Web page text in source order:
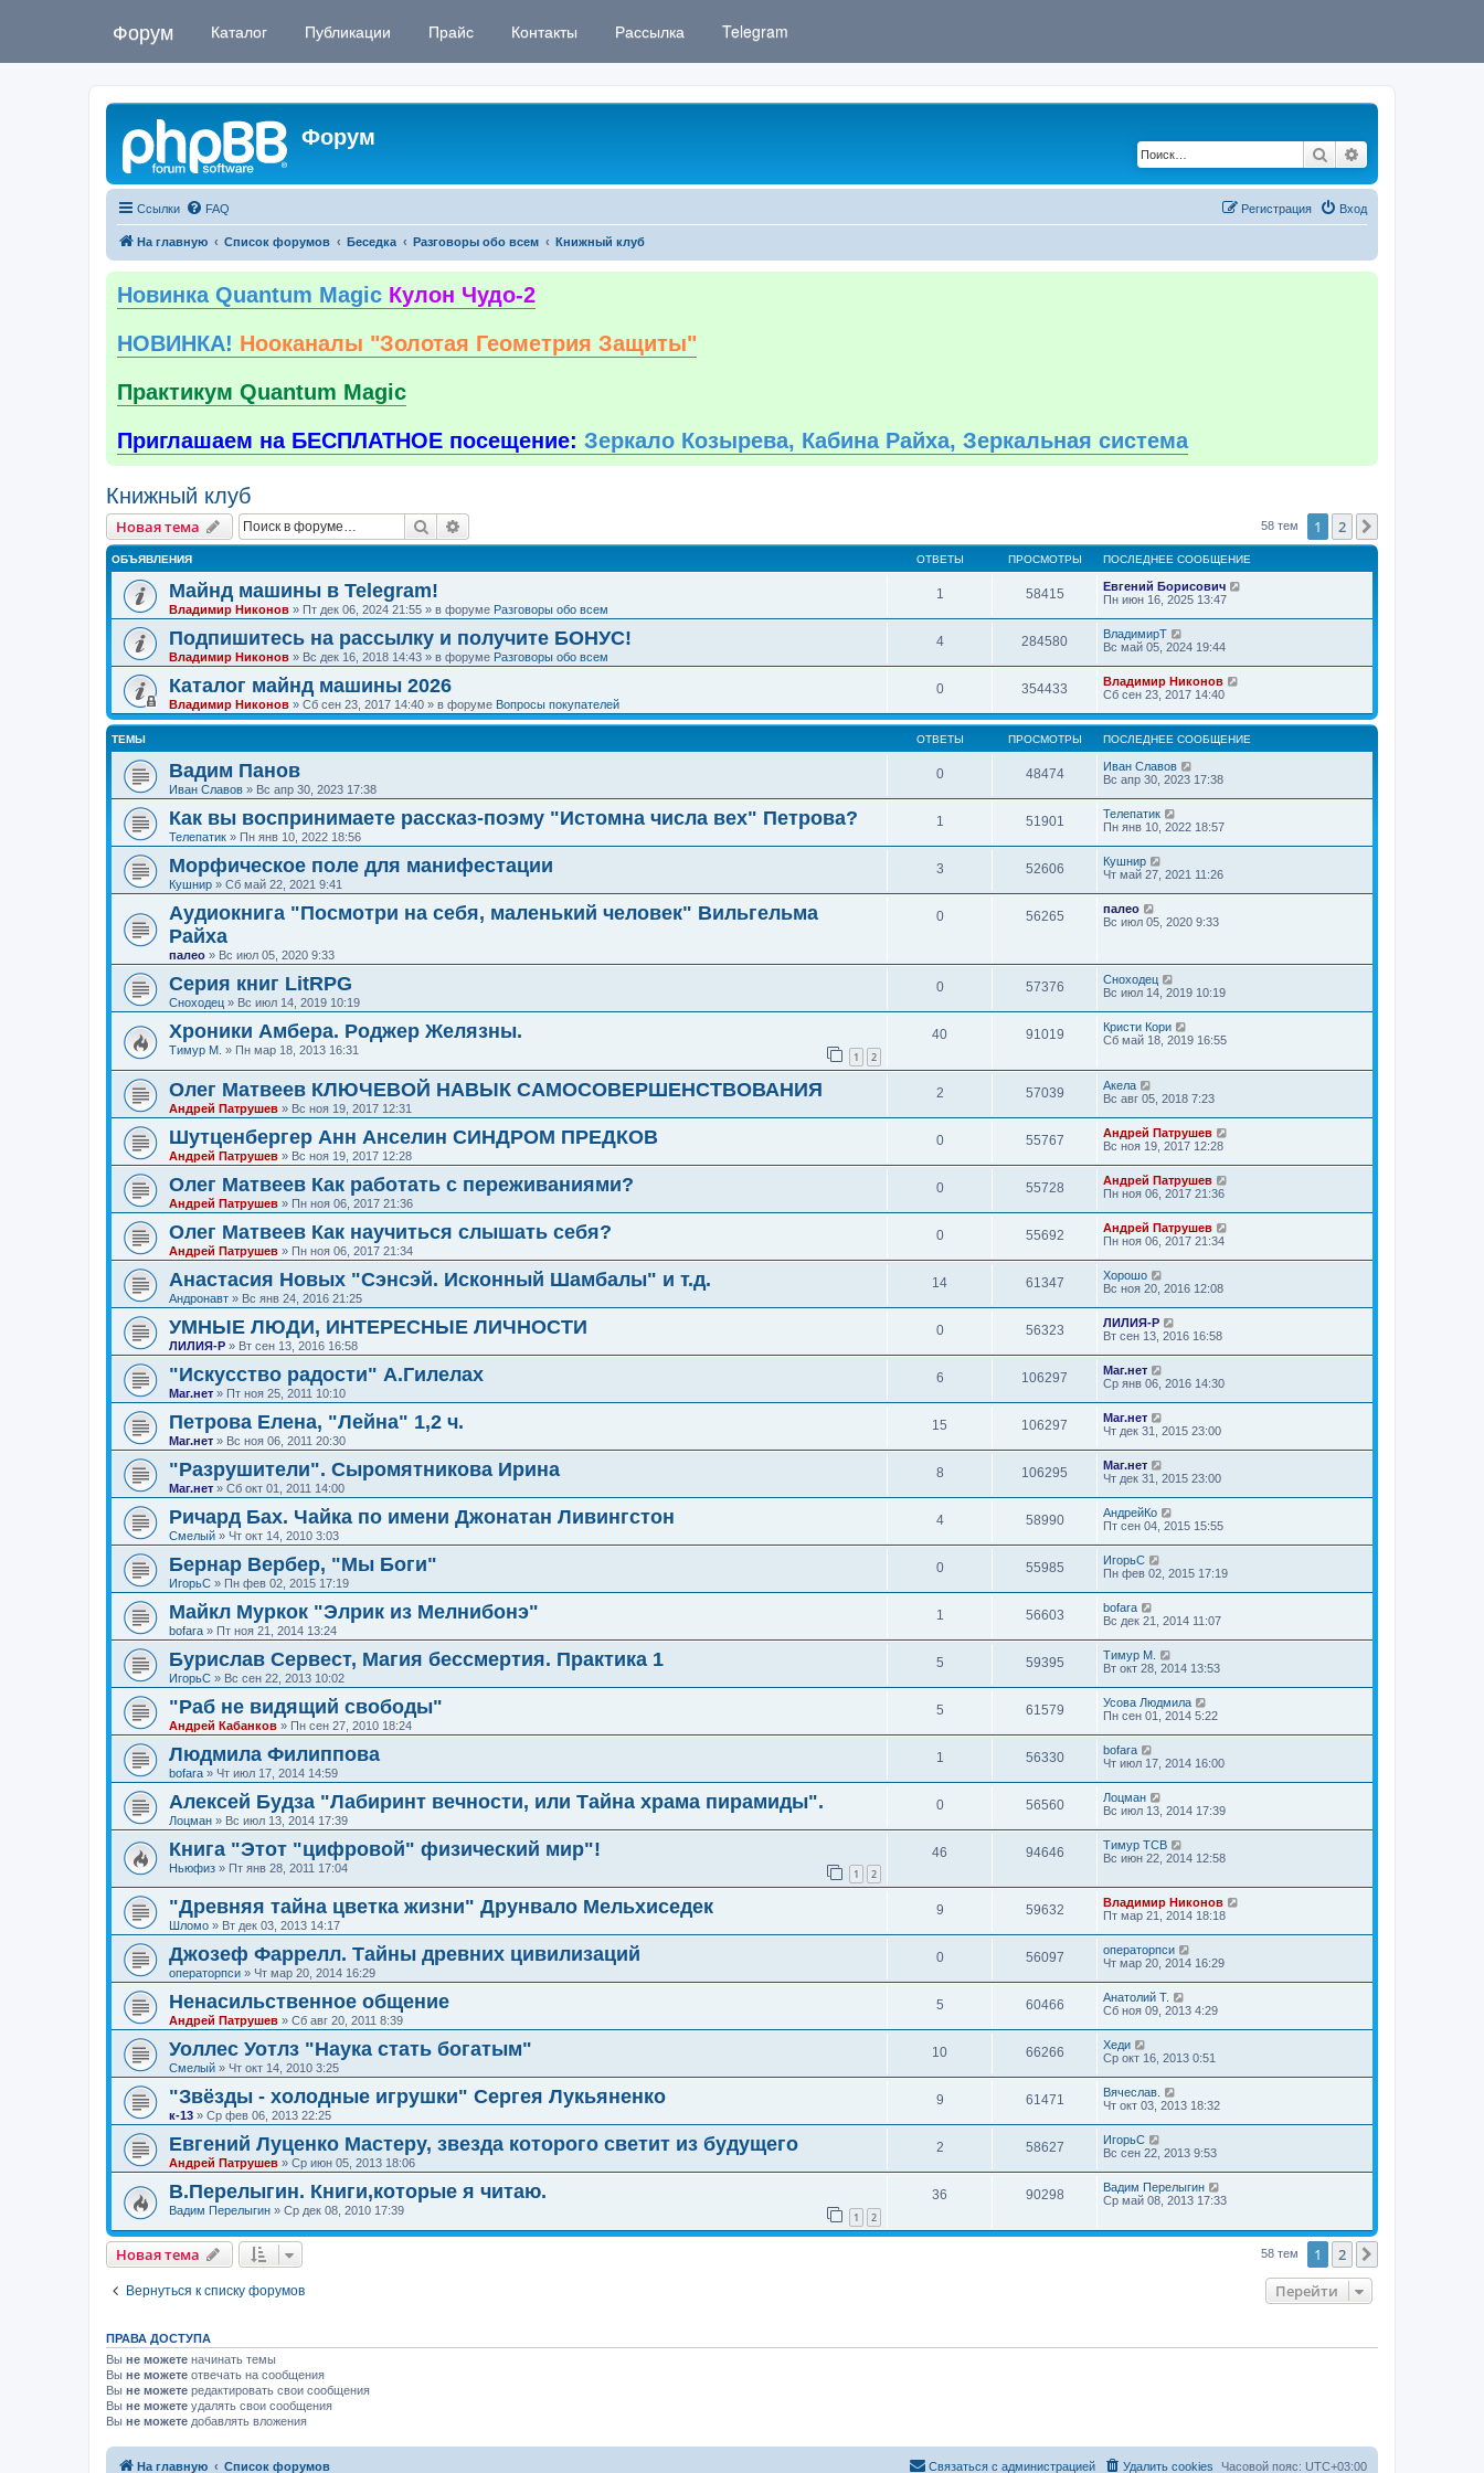
Форум Каталог Публикации Прайс Контакты Рассылка Telegram
Форум
Поиск
Ссылки FAQ Вход
Регистрация
На главную Список форумов Беседка Разговоры обо всем Книжный клуб
Новинка Quantum Magic Кулон Чудо-2
НОВИНКА! Нооканалы "Золотая Геометрия Защиты"
Практикум Quantum Magic
Приглашаем на БЕСПЛАТНОЕ посещение: Зеркало Козырева, Кабина Райха, Зеркальная система
Книжный клуб
Новая тема Поиск 58 тем 1 2
ОБЪЯВЛЕНИЯ ОТВЕТЫ ПРОСМОТРЫ ПОСЛЕДНЕЕ СООБЩЕНИЕ
Майнд машины в Telegram!
Владимир Никонов » Пт дек 06, 2024 21:55 » в форуме Разговоры обо всем
1 58415
Евгений Борисович
Пн июн 16, 2025 13:47
Подпишитесь на рассылку и получите БОНУС!
Владимир Никонов » Вс дек 16, 2018 14:43 » в форуме Разговоры обо всем
4 284580
ВладимирТ
Вс май 05, 2024 19:44
Каталог майнд машины 2026
Владимир Никонов » Сб сен 23, 2017 14:40 » в форуме Вопросы покупателей
0 354433
Владимир Никонов
Сб сен 23, 2017 14:40
ТЕМЫ ОТВЕТЫ ПРОСМОТРЫ ПОСЛЕДНЕЕ СООБЩЕНИЕ
Вадим Панов
Иван Славов » Вс апр 30, 2023 17:38
0 48474
Иван Славов
Вс апр 30, 2023 17:38
Как вы воспринимаете рассказ-поэму "Истомна числа вех" Петрова?
Телепатик » Пн янв 10, 2022 18:56
1 51901
Телепатик
Пн янв 10, 2022 18:57
Морфическое поле для манифестации
Кушнир » Сб май 22, 2021 9:41
3 52606
Кушнир
Чт май 27, 2021 11:26
Аудиокнига "Посмотри на себя, маленький человек" Вильгельма
Райха
палео » Вс июл 05, 2020 9:33
0 56265
палео
Вс июл 05, 2020 9:33
Серия книг LitRPG
Сноходец » Вс июл 14, 2019 10:19
0 57376
Сноходец
Вс июл 14, 2019 10:19
Хроники Амбера. Роджер Желязны.
Тимур М. » Пн мар 18, 2013 16:31 1 2
40 91019
Кристи Кори
Сб май 18, 2019 16:55
Олег Матвеев КЛЮЧЕВОЙ НАВЫК САМОСОВЕРШЕНСТВОВАНИЯ
Андрей Патрушев » Вс ноя 19, 2017 12:31
2 57039
Акела
Вс авг 05, 2018 7:23
Шутценбергер Анн Анселин СИНДРОМ ПРЕДКОВ
Андрей Патрушев » Вс ноя 19, 2017 12:28
0 55767
Андрей Патрушев
Вс ноя 19, 2017 12:28
Олег Матвеев Как работать с переживаниями?
Андрей Патрушев » Пн ноя 06, 2017 21:36
0 55728
Андрей Патрушев
Пн ноя 06, 2017 21:36
Олег Матвеев Как научиться слышать себя?
Андрей Патрушев » Пн ноя 06, 2017 21:34
0 55692
Андрей Патрушев
Пн ноя 06, 2017 21:34
Анастасия Новых "Сэнсэй. Исконный Шамбалы" и т.д.
Андронавт » Вс янв 24, 2016 21:25
14 61347
Хорошо
Вс ноя 20, 2016 12:08
УМНЫЕ ЛЮДИ, ИНТЕРЕСНЫЕ ЛИЧНОСТИ
ЛИЛИЯ-Р » Вт сен 13, 2016 16:58
0 56323
ЛИЛИЯ-Р
Вт сен 13, 2016 16:58
"Искусство радости" А.Гилелах
Маг.нет » Пт ноя 25, 2011 10:10
6 106297
Маг.нет
Ср янв 06, 2016 14:30
Петрова Елена, "Лейна" 1,2 ч.
Маг.нет » Вс ноя 06, 2011 20:30
15 106297
Маг.нет
Чт дек 31, 2015 23:00
"Разрушители". Сыромятникова Ирина
Маг.нет » Сб окт 01, 2011 14:00
8 106295
Маг.нет
Чт дек 31, 2015 23:00
Ричард Бах. Чайка по имени Джонатан Ливингстон
Смелый » Чт окт 14, 2010 3:03
4 58990
АндрейКо
Пт сен 04, 2015 15:55
Бернар Вербер, "Мы Боги"
ИгорьС » Пн фев 02, 2015 17:19
0 55985
ИгорьС
Пн фев 02, 2015 17:19
Майкл Муркок "Элрик из Мелнибонэ"
bofara » Пт ноя 21, 2014 13:24
1 56603
bofara
Вс дек 21, 2014 11:07
Бурислав Сервест, Магия бессмертия. Практика 1
ИгорьС » Вс сен 22, 2013 10:02
5 59395
Тимур М.
Вт окт 28, 2014 13:53
"Раб не видящий свободы"
Андрей Кабанков » Пн сен 27, 2010 18:24
5 61579
Усова Людмила
Пн сен 01, 2014 5:22
Людмила Филиппова
bofara » Чт июл 17, 2014 14:59
1 56330
bofara
Чт июл 17, 2014 16:00
Алексей Будза "Лабиринт вечности, или Тайна храма пирамиды".
Лоцман » Вс июл 13, 2014 17:39
0 56560
Лоцман
Вс июл 13, 2014 17:39
Книга "Этот "цифровой" физический мир"!
Ньюфиз » Пт янв 28, 2011 17:04 1 2
46 94646
Тимур ТСВ
Вс июн 22, 2014 12:58
"Древняя тайна цветка жизни" Друнвало Мельхиседек
Шломо » Вт дек 03, 2013 14:17
9 59632
Владимир Никонов
Пт мар 21, 2014 18:18
Джозеф Фаррелл. Тайны древних цивилизаций
операторпси » Чт мар 20, 2014 16:29
0 56097
операторпси
Чт мар 20, 2014 16:29
Ненасильственное общение
Андрей Патрушев » Сб авг 20, 2011 8:39
5 60466
Анатолий Т.
Сб ноя 09, 2013 4:29
Уоллес Уотлз "Наука стать богатым"
Смелый » Чт окт 14, 2010 3:25
10 66266
Хеди
Ср окт 16, 2013 0:51
"Звёзды - холодные игрушки" Сергея Лукьяненко
к-13 » Ср фев 06, 2013 22:25
9 61471
Вячеслав.
Чт окт 03, 2013 18:32
Евгений Луценко Мастеру, звезда которого светит из будущего
Андрей Патрушев » Ср июн 05, 2013 18:06
2 58627
ИгорьС
Вс сен 22, 2013 9:53
В.Перелыгин. Книги,которые я читаю.
Вадим Перелыгин » Ср дек 08, 2010 17:39 1 2
36 90298
Вадим Перелыгин
Ср май 08, 2013 17:33
Новая тема 58 тем 1 2
Вернуться к списку форумов Перейти
ПРАВА ДОСТУПА
Вы не можете начинать темы
Вы не можете отвечать на сообщения
Вы не можете редактировать свои сообщения
Вы не можете удалять свои сообщения
Вы не можете добавлять вложения
На главную Список форумов Часовой пояс: UTC+03:00
Удалить cookies
Связаться с администрацией